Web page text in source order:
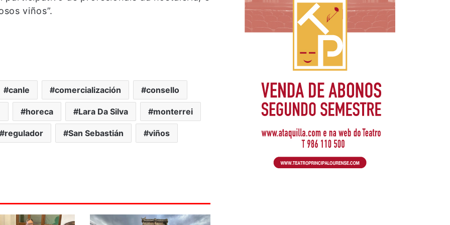
viños”.
canle comercialización consello
horeca Lara Da Silva monterrei
regulador San Sebastián viños